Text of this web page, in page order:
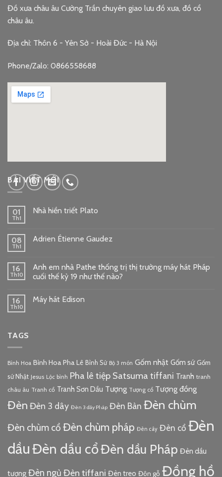
Đồ xưa châu âu Cường Trần chuyên giao lưu đồ xưa, đồ cổ
châu âu.
Địa chỉ: Thôn 6 - Yên Sở - Hoài Đức - Hà Nội
Phone/Zalo: 0866558688
BÀI VIẾT MỚI
01
Th1
Nhà hiền triết Plato
08
Th1
Adrien Étienne Gaudez
16
Th10
Anh em nhà Pathe thống trị thị trường máy hát Pháp
cuối thế kỷ 19 như thế nào?
16
Th10
Máy hát Edison
TAGS
Bình Hoa Bình Hoa Pha Lê Bình Sứ Bộ 3 món Gốm nhật Gốm sứ Gốm
sứ Nhật Jesus Lộc bình Pha lê tiệp Satsuma tiffani Tranh tranh
châu âu Tranh cổ Tranh Sơn Dầu Tượng Tượng cổ Tượng đồng
Đèn Đèn 3 dây Đèn 3 dây Pháp Đèn Bàn Đèn chùm
Đèn chùm cổ Đèn chùm pháp Đèn cây Đèn cổ Đèn
dầuĐèn dầu cổĐèn dầu Pháp Đèn dầu
tượng Đèn ngủ Đèn tiffani Đèn treo Đôn gỗ Đồng hồ